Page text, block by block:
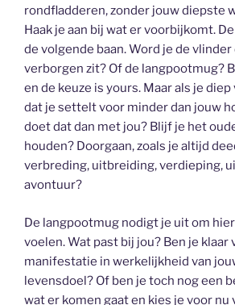
rondfladderen, zonder jouw diepste
Haak je aan bij wat er voorbijkomt.
de volgende baan. Word je de vlinder
verborgen zit? Of de langpootmug?
en de keuze is yours. Maar als je
dat je settelt voor minder dan jouw
doet dat dan met jou? Blijf je het
houden? Doorgaan, zoals je altijd
verbreding, uitbreiding, verdieping,
avontuur?
De langpootmug nodigt je uit om
voelen. Wat past bij jou? Ben je klaar
manifestatie in werkelijkheid van
levensdoel? Of ben je toch nog een
wat er komen gaat en kies je voor nu